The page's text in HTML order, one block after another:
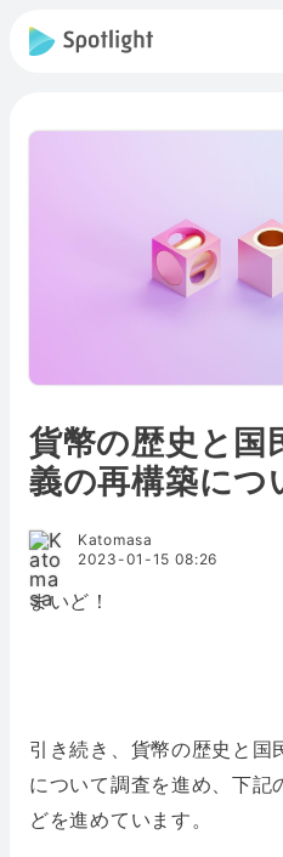
貨幣の歴史と国
義の再構築に
Katomasa
2023-01-15 08:26
まいど！
引き続き、貨幣の歴史と
について調査を進め、下記
どを進めています。